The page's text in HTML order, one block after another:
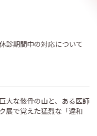
診期間中の対応について
大な骸骨の山と、ある医師
展で覚えた猛烈な「違和